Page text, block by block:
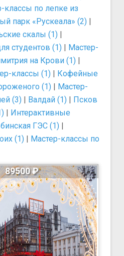
классы по лепке из
парк «Рускеала» (2) |
скалы (1) |
студентов (1) | Мастер-
на Крови (1) |
классы (1) | Кофейные
(1) | Мастер-
(3) | Валдай (1) | Псков
| Интерактивные
ГЭС (1) |
(1) | Мастер-классы по
89500 ₽